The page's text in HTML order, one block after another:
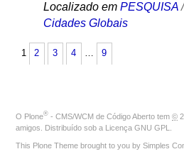
Localizado em PESQUISA
Cidades Globais
1 2 3 4 … 9
O Plone® - CMS/WCM de Código Aberto tem ©
amigos. Distribuído sob a Licença GNU GPL
This Plone Theme brought to you by Simples